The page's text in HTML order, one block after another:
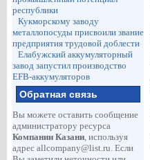
республики
Кукморскому заводу
металлопосуды присвоили звание
предприятия трудовой доблести
Елабужский аккумуляторный
завод запустил производство
EFB-аккумуляторов
Обратная связь
Вы можете оставить сообщение
администратору ресурса
Компании Казани, используя
адрес allcompany@list.ru. Если